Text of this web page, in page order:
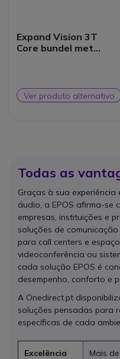
Expand Vision 3T
Core bundel met
Ver produto alternativo
Todas as
Graças à sua
áudio, a EPOS afirma-se
empresas, instituições e
soluções de
para call centers e
videoconferência ou
cada solução EPOS é
desempenho, conforto e
A Onedirect.pt
soluções pensadas para
específicas de cada
Excelência
Mais